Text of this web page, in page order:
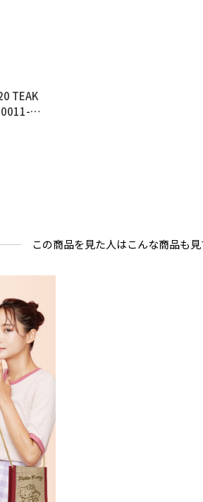
TEAK
この商品を見た人はこんな商品も